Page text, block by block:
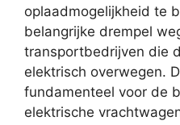
oplaadmogelijkheid te
belangrijke drempel
transportbedrijven die
elektrisch overwegen.
fundamenteel voor de
elektrische